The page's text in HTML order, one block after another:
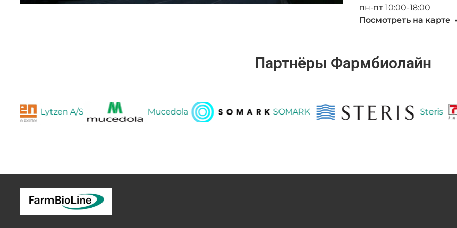
пн-пт 10:00-18:00
Посмотреть на карте
Партнёры Фармбиолайн
Lytzen A/S Mucedola SOMARK Steris